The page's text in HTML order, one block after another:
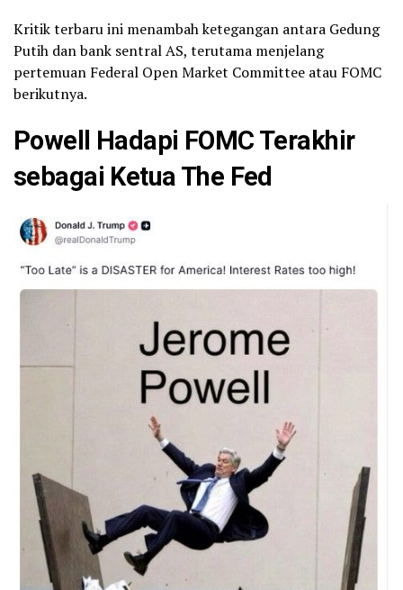
Kritik terbaru ini menambah ketegangan antara Gedung
Putih dan bank sentral AS, terutama menjelang
pertemuan Federal Open Market Committee atau FOMC
berikutnya.
Powell Hadapi FOMC Terakhir
sebagai Ketua The Fed